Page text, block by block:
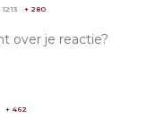
+ 280
over je reactie?
+ 462